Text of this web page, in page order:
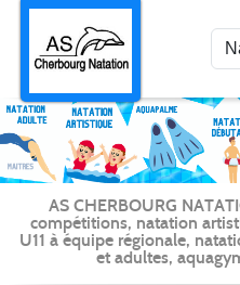
AS CHERBOURG
compétitions, natation
U11 à équipe régionale,
et adultes,
Panneau de gestion des